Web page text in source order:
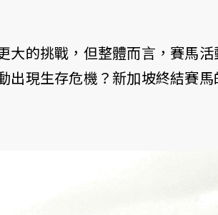
大的挑戰，但整體而言，賽馬活
出現生存危機？新加坡終結賽馬